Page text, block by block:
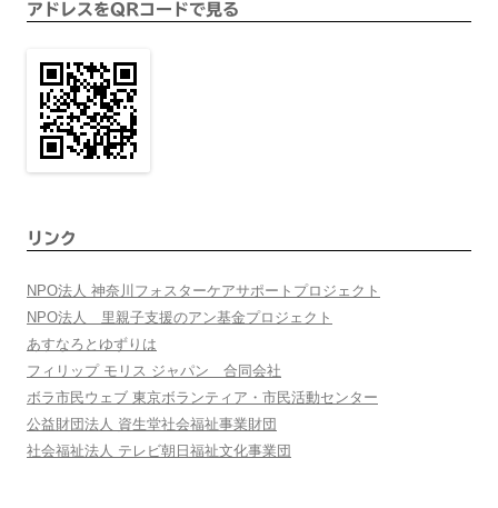
アドレスをQRコードで見る
リンク
NPO法人 神奈川フォスターケアサポートプロジェクト
NPO法人 里親子支援のアン基金プロジェクト
あすなろとゆずりは
フィリップ モリス ジャパン 合同会社
ボラ市民ウェブ 東京ボランティア・市民活動センター
公益財団法人 資生堂社会福祉事業財団
社会福祉法人 テレビ朝日福祉文化事業団